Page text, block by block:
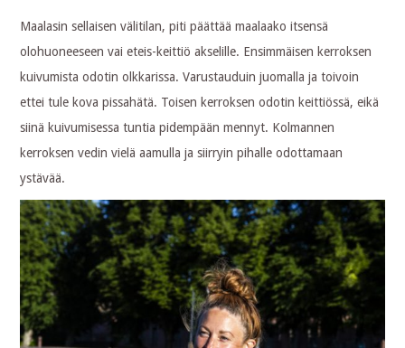
Maalasin sellaisen välitilan, piti päättää maalaako itsensä
olohuoneeseen vai eteis-keittiö akselille. Ensimmäisen kerroksen
kuivumista odotin olkkarissa. Varustauduin juomalla ja toivoin
ettei tule kova pissahätä. Toisen kerroksen odotin keittiössä, eikä
siinä kuivumisessa tuntia pidempään mennyt. Kolmannen
kerroksen vedin vielä aamulla ja siirryin pihalle odottamaan
ystävää.